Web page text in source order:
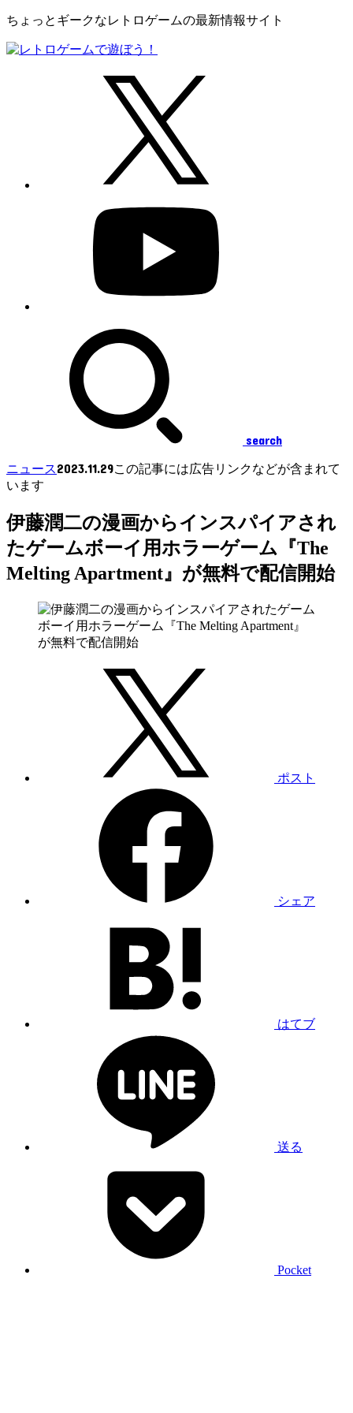
ちょっとギークなレトロゲームの最新情報サイト
search
ニュース2023.11.29この記事には広告リンクなどが含まれて
います
伊藤潤二の漫画からインスパイアされ
たゲームボーイ用ホラーゲーム『The
Melting Apartment』が無料で配信開始
ポスト
シェア
はてブ
送る
Pocket